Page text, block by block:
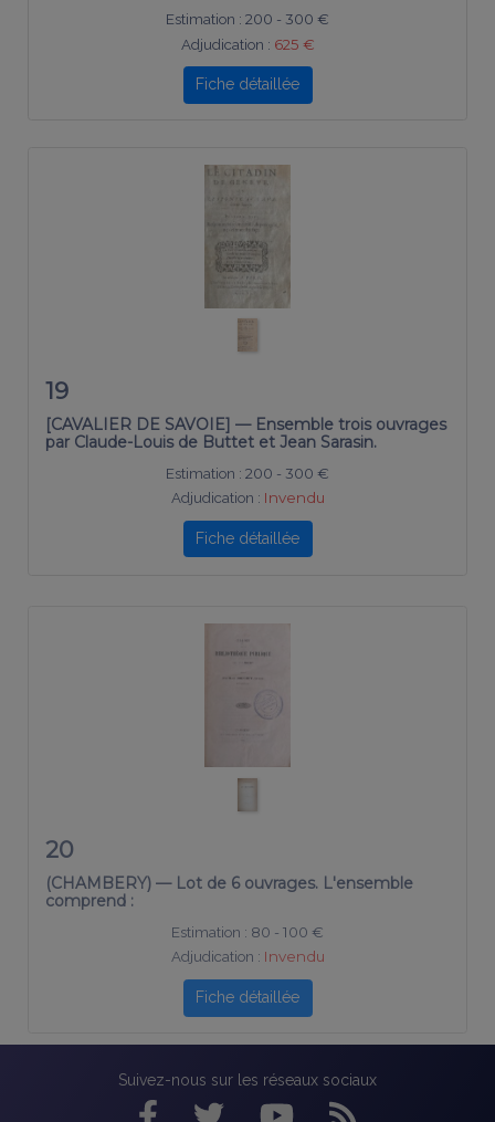
Estimation : 200 - 300 €
Adjudication : 625 €
Fiche détaillée
19
[CAVALIER DE SAVOIE] — Ensemble trois ouvrages
par Claude-Louis de Buttet et Jean Sarasin.
Estimation : 200 - 300 €
Adjudication : Invendu
Fiche détaillée
20
(CHAMBERY) — Lot de 6 ouvrages. L'ensemble
comprend :
Suivez-nous sur les réseaux sociaux